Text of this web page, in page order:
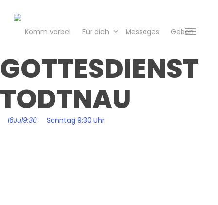
Komm vorbei Für dich Messages Geben
Menu
GOTTESDIENST
TODTNAU
16Jul9:30 Sonntag 9:30 Uhr